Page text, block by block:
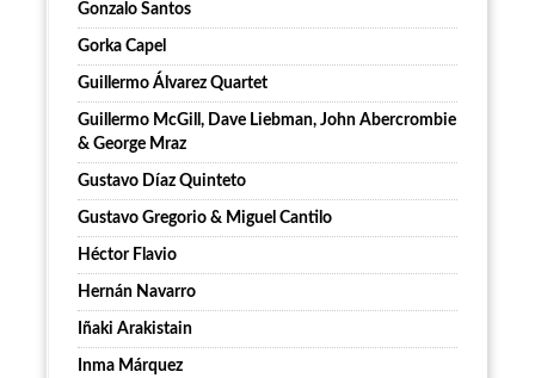
Gonzalo Santos
Gorka Capel
Guillermo Álvarez Quartet
Guillermo McGill, Dave Liebman, John Abercrombie
& George Mraz
Gustavo Díaz Quinteto
Gustavo Gregorio & Miguel Cantilo
Héctor Flavio
Hernán Navarro
Iñaki Arakistain
Inma Márquez